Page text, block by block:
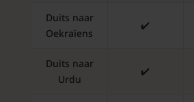
Duits naar
Oekraïens
✔️
Duits naar
Urdu
✔️